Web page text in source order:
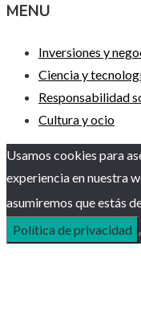
MENU
Inversiones y
Ciencia y
Responsabilidad
Cultura y ocio
Usamos cookies para
experiencia en nuestra
asumiremos que estás
Política de privacidad